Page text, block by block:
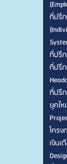
ที่ปรึ
ที่ปรึ
ที่ปรึ
ที่ปรึ
ยุคให
โคร
เงินเ